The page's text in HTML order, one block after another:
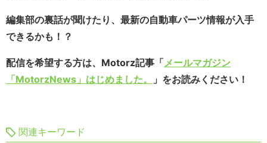
編集部の裏話が聞けたり、最新の自動車パーツ情報が入手
できるかも！？
配信を希望する方は、Motorz記事「 メールマガジン
「MotorzNews」はじめました。
」をお読みください！
関連キーワード